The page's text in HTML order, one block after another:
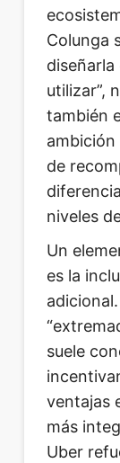
Colunga
utilizar”,
también
de
niveles
Un
es la
suele
ventajas
más
Uber